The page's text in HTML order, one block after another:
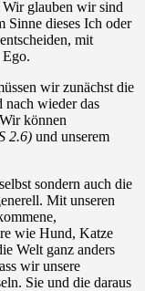
glauben wir sind
Sinne dieses Ich oder
mit
Ego.
wir zunächst die
nach wieder das
Wir können
2.6) und unserem
sondern auch die
Mit unseren
wie Hund, Katze
Welt ganz anders
wir unsere
Sie und die daraus